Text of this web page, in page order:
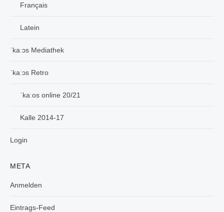
Français
Latein
ˈkaːɔs Mediathek
ˈkaːɔs Retro
ˈkaːos online 20/21
Kalle 2014-17
Login
META
Anmelden
Eintrags-Feed